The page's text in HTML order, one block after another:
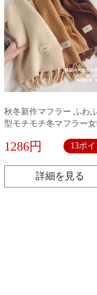
秋冬新作マフラー ふわ
型モチモチ冬マフラー
メルストール毛糸マフラ
1286円 13ポイ
詳細を見る